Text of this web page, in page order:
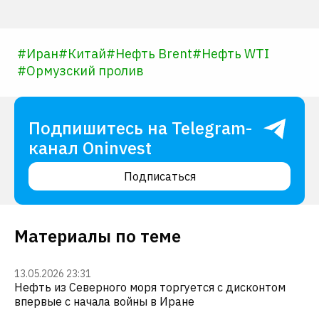
#Иран#Китай#Нефть Brent#Нефть WTI
#Ормузский пролив
Подпишитесь на Telegram-
канал Oninvest
Подписаться
Материалы по теме
13.05.2026 23:31
Нефть из Северного моря торгуется с дисконтом
впервые с начала войны в Иране